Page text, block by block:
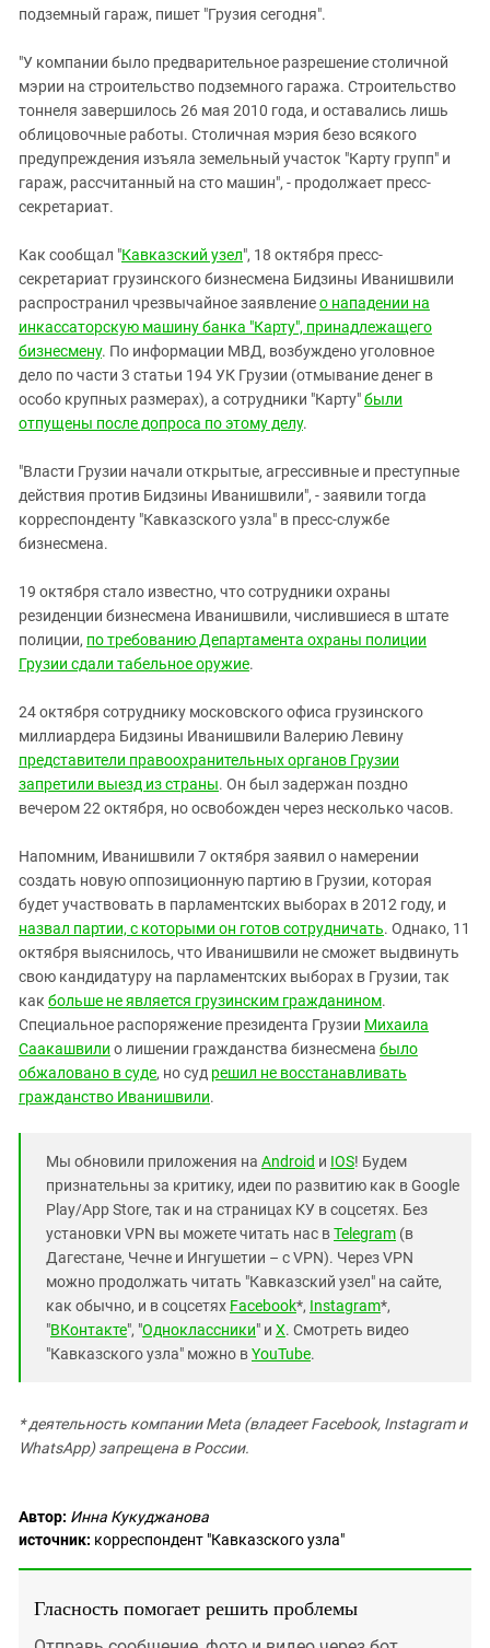
подземный гараж, пишет "Грузия сегодня".
"У компании было предварительное разрешение столичной
мэрии на строительство подземного гаража. Строительство
тоннеля завершилось 26 мая 2010 года, и оставались лишь
облицовочные работы. Столичная мэрия безо всякого
предупреждения изъяла земельный участок "Карту групп" и
гараж, рассчитанный на сто машин", - продолжает пресс-
секретариат.
Как сообщал "Кавказский узел", 18 октября пресс-
секретариат грузинского бизнесмена Бидзины Иванишвили
распространил чрезвычайное заявлениео нападении на
инкассаторскую машину банка "Карту", принадлежащего
бизнесмену. По информации МВД, возбуждено уголовное
дело по части 3 статьи 194 УК Грузии (отмывание денег в
особо крупных размерах), а сотрудники "Карту"были
отпущены после допроса по этому делу.
"Власти Грузии начали открытые, агрессивные и преступные
действия против Бидзины Иванишвили", - заявили тогда
корреспонденту "Кавказского узла" в пресс-службе
бизнесмена.
19 октября стало известно, что сотрудники охраны
резиденции бизнесмена Иванишвили, числившиеся в штате
полиции, по требованию Департамента охраны полиции
Грузии сдали табельное оружие.
24 октября сотруднику московского офиса грузинского
миллиардера Бидзины Иванишвили Валерию Левину
представители правоохранительных органов Грузии
запретили выезд из страны. Он был задержан поздно
вечером 22 октября, но освобожден через несколько часов.
Напомним, Иванишвили 7 октября заявил о намерении
создать новую оппозиционную партию в Грузии, которая
будет участвовать в парламентских выборах в 2012 году, и
назвал партии, с которыми он готов сотрудничать. Однако, 11
октября выяснилось, что Иванишвили не сможет выдвинуть
свою кандидатуру на парламентских выборах в Грузии, так
как больше не является грузинским гражданином.
Специальное распоряжение президента Грузии Михаила
Саакашвили о лишении гражданства бизнесмена было
обжаловано в суде, но суд решил не восстанавливать
гражданство Иванишвили.
Мы обновили приложения на Android и IOS! Будем
признательны за критику, идеи по развитию как в Google
Play/App Store, так и на страницах КУ в соцсетях. Без
установки VPN вы можете читать нас вTelegram (в
Дагестане, Чечне и Ингушетии – с VPN). Через VPN
можно продолжать читать "Кавказский узел" на сайте,
как обычно, и в соцсетях Facebook*, Instagram*,
"ВКонтакте", "Одноклассники" и X. Смотреть видео
"Кавказского узла" можно вYouTube.
* деятельность компании Meta (владеет Facebook, Instagram и
WhatsApp) запрещена в России.
Автор: Инна Кукуджанова
источник: корреспондент "Кавказского узла"
Гласность помогает решить проблемы